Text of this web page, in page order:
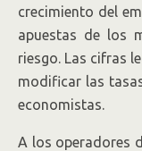
crecimiento del
apuestas de los
riesgo. Las cifras
modificar las
economistas.
A los operadores